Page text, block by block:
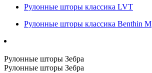
Рулонные шторы классика LVT
Рулонные шторы классика Benthin M
Рулонные шторы Зебра
Рулонные шторы Зебра